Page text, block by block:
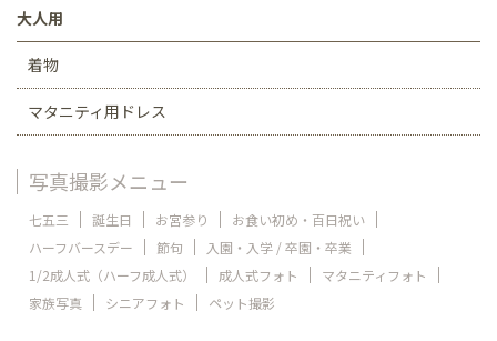
大人用
着物
マタニティ用ドレス
写真撮影メニュー
七五三 誕生日 お宮参り
お食い初め・百日祝い
ハーフバースデー
節句
入園・入学 / 卒園・卒業
1/2成人式（ハーフ成人式）
成人式フォト
マタニティフォト
家族写真
シニアフォト ペット撮影